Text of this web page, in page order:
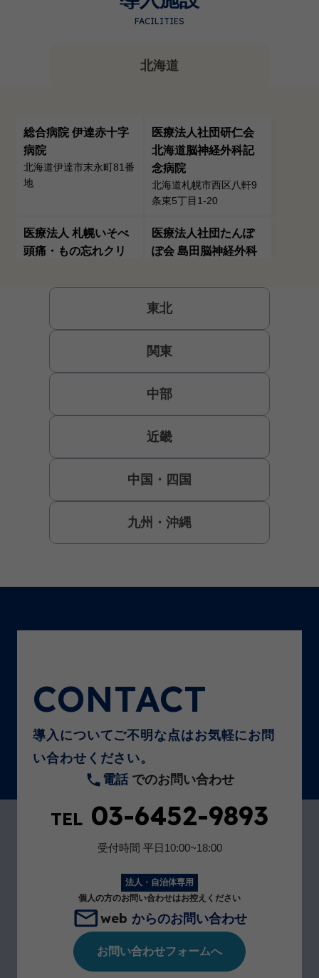
FACILITIES
北海道
総合病院 伊達赤十字
病院
北海道伊達市末永町81番
地
医療法人社団研仁会
北海道脳神経外科記
念病院
北海道札幌市西区八軒9
条東5丁目1-20
医療法人 札幌いそべ
頭痛・もの忘れクリ
北海道札幌市東区北三十
医療法人社団たんぽ
ぽ会 島田脳神経外科
丸玉木材株式会社 津
北海道網走郡津別町字幸
東北
関東
中部
近畿
中国・四国
九州・沖縄
CONTACT
導入についてご不明な点はお気軽にお問
い合わせください。
電話 でのお問い合わせ
TEL 03-6452-9893
受付時間 平日10:00~18:00
法人・自治体専用
個人の方のお問い合わせはお控えください
web からのお問い合わせ
お問い合わせフォームへ